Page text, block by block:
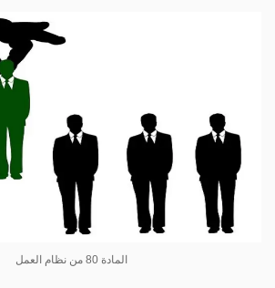
المادة 80 من نظام العمل